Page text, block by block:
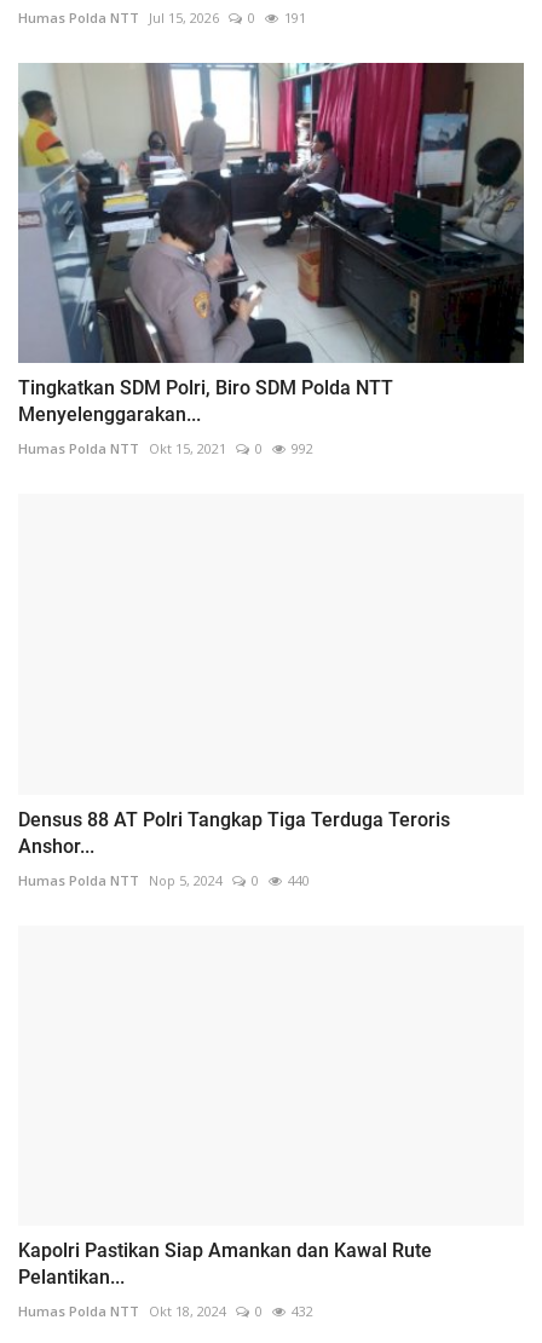
Humas Polda NTT Jul 15, 2026 0 191
Tingkatkan SDM Polri, Biro SDM Polda NTT
Menyelenggarakan...
Humas Polda NTT Okt 15, 2021 0 992
Densus 88 AT Polri Tangkap Tiga Terduga Teroris
Anshor...
Humas Polda NTT Nop 5, 2024 0 440
Kapolri Pastikan Siap Amankan dan Kawal Rute
Pelantikan...
Humas Polda NTT Okt 18, 2024 0 432